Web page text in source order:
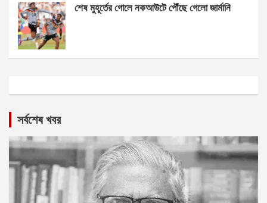
শেষ মুহূর্তের গোলে নকআউটে পৌঁছে গেলো জার্মানি
সর্বশেষ খবর